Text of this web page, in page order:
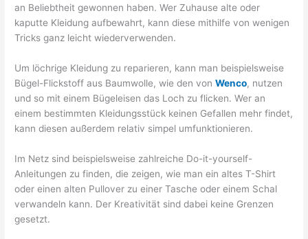
an Beliebtheit gewonnen haben. Wer Zuhause alte oder
kaputte Kleidung aufbewahrt, kann diese mithilfe von wenigen
Tricks ganz leicht wiederverwenden.
Um löchrige Kleidung zu reparieren, kann man beispielsweise
Bügel-Flickstoff aus Baumwolle, wie den vonWenco, nutzen
und so mit einem Bügeleisen das Loch zu flicken. Wer an
einem bestimmten Kleidungsstück keinen Gefallen mehr findet,
kann diesen außerdem relativ simpel umfunktionieren.
Im Netz sind beispielsweise zahlreiche Do-it-yourself-
Anleitungen zu finden, die zeigen, wie man ein altes T-Shirt
oder einen alten Pullover zu einer Tasche oder einem Schal
verwandeln kann. Der Kreativität sind dabei keine Grenzen
gesetzt.